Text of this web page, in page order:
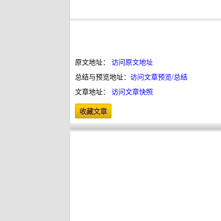
原文地址： 访问原文地址
总结与预览地址： 访问文章预览/总结
文章地址： 访问文章快照